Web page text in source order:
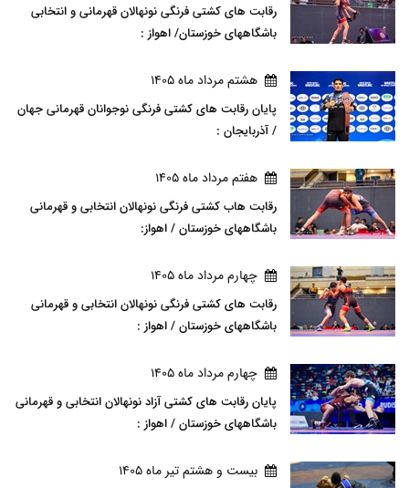
رقابت های کشتی فرنگی نونهالان قهرمانی و انتخابی
باشگاههای خوزستان/ اهواز :
هشتم مرداد ماه 1405
پایان رقابت های کشتی فرنگی نوجوانان قهرمانی جهان
/ آذربایجان :
هفتم مرداد ماه 1405
رقابت هاب کشتی فرنگی نونهالان انتخابی و قهرمانی
باشگاههای خوزستان / اهواز:
چهارم مرداد ماه 1405
رقابت های کشتی فرنگی نونهالان انتخابی و قهرمانی
باشگاههای خوزستان / اهواز :
چهارم مرداد ماه 1405
پایان رقابت های کشتی آزاد نونهالان انتخابی و قهرمانی
باشگاههای خوزستان / اهواز :
بيست و هشتم تير ماه 1405